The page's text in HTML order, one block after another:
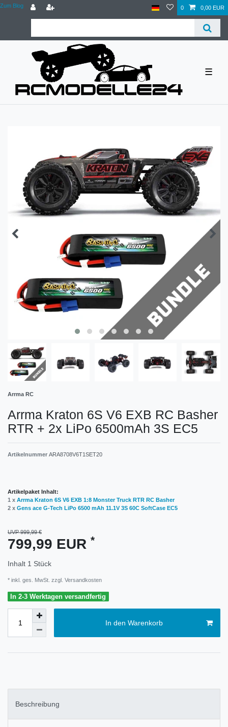
Zum Blog 0 0,00 EUR
☰
Arrma RC
Arrma Kraton 6S V6 EXB RC Basher
RTR + 2x LiPo 6500mAh 3S EC5
Artikelnummer ARA8708V6T1SET20
Artikelpaket Inhalt:
1 x Arrma Kraton 6S V6 EXB 1:8 Monster Truck RTR RC Basher
2 x Gens ace G-Tech LiPo 6500 mAh 11.1V 3S 60C SoftCase EC5
UVP 999,99 €
799,99 EUR *
Inhalt 1 Stück
* inkl. ges. MwSt. zzgl. Versandkosten
In 2-3 Werktagen versandfertig
In den Warenkorb
Beschreibung